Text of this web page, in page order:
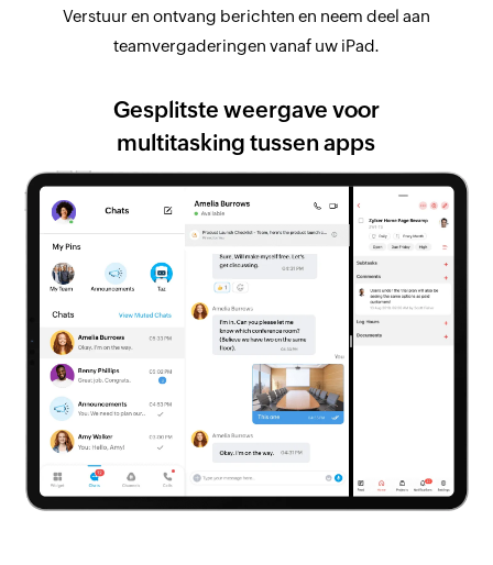
Verstuur en ontvang berichten en neem deel aan
teamvergaderingen vanaf uw iPad.
Gesplitste weergave voor
multitasking tussen apps